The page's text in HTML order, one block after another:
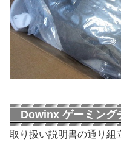
Dowinx ゲーミング
取り扱い説明書の通り組